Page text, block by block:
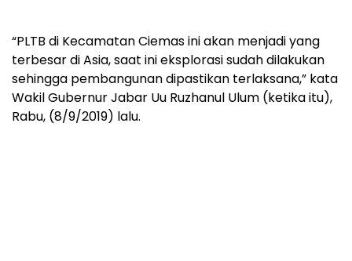
“PLTB di Kecamatan Ciemas ini akan menjadi yang
terbesar di Asia, saat ini eksplorasi sudah dilakukan
sehingga pembangunan dipastikan terlaksana,” kata
Wakil Gubernur Jabar Uu Ruzhanul Ulum (ketika itu),
Rabu, (8/9/2019) lalu.